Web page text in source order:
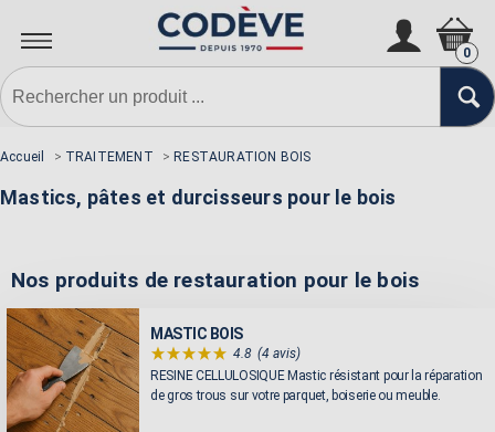
0
Accueil > TRAITEMENT > RESTAURATION BOIS
Mastics, pâtes et durcisseurs pour le bois
Nos produits de restauration pour le bois
MASTIC BOIS
4.8 (4 avis)
RESINE CELLULOSIQUE Mastic résistant pour la réparation
de gros trous sur votre parquet, boiserie ou meuble.